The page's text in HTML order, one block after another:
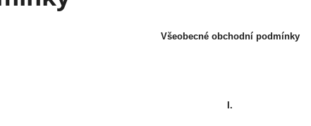
Všeobecné obchodní podmínky
I.